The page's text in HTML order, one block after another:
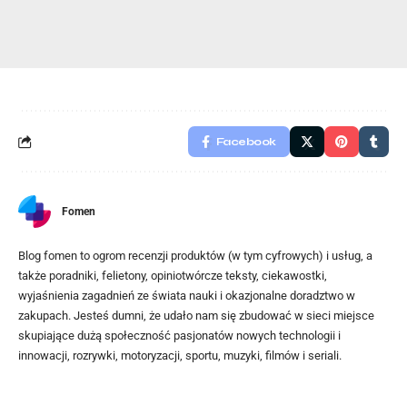
Facebook
Fomen
Blog fomen to ogrom recenzji produktów (w tym cyfrowych) i usług, a
także poradniki, felietony, opiniotwórcze teksty, ciekawostki,
wyjaśnienia zagadnień ze świata nauki i okazjonalne doradztwo w
zakupach. Jesteś dumni, że udało nam się zbudować w sieci miejsce
skupiające dużą społeczność pasjonatów nowych technologii i
innowacji, rozrywki, motoryzacji, sportu, muzyki, filmów i seriali.